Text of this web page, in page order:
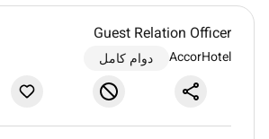
Guest Relation Officer
AccorHotel دوام كامل